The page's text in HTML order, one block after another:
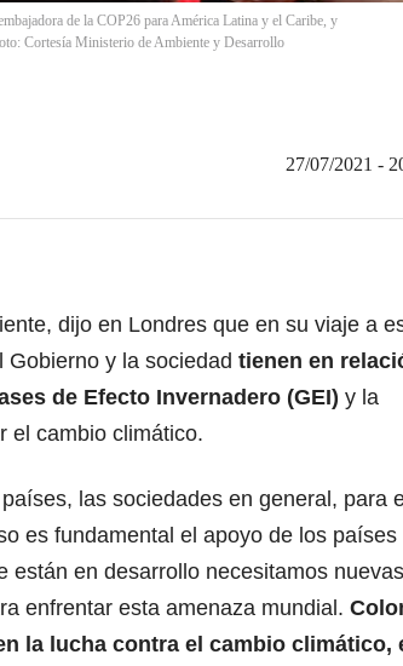
de la COP26 para América Latina y el Caribe, y
Cortesía Ministerio de Ambiente y Desarrollo
27/07/2021 -
dijo en Londres que en su viaje a
y la sociedad tienen en
de Efecto Invernadero (GEI) y la
el cambio climático.
las sociedades en general, para
es fundamental el apoyo de los países
están en desarrollo necesitamos nuevas
enfrentar esta amenaza mundial.
la lucha contra el cambio climático,